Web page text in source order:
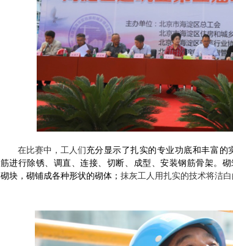
在比赛中，工人们 充分显示了扎实的专业功底和丰富的
筋进行除锈、调直、连接、切断、成型、安装钢筋骨架 。 砌
砌块，砌铺成各种形状的砌体； 抹灰工人用扎实的技术将洁